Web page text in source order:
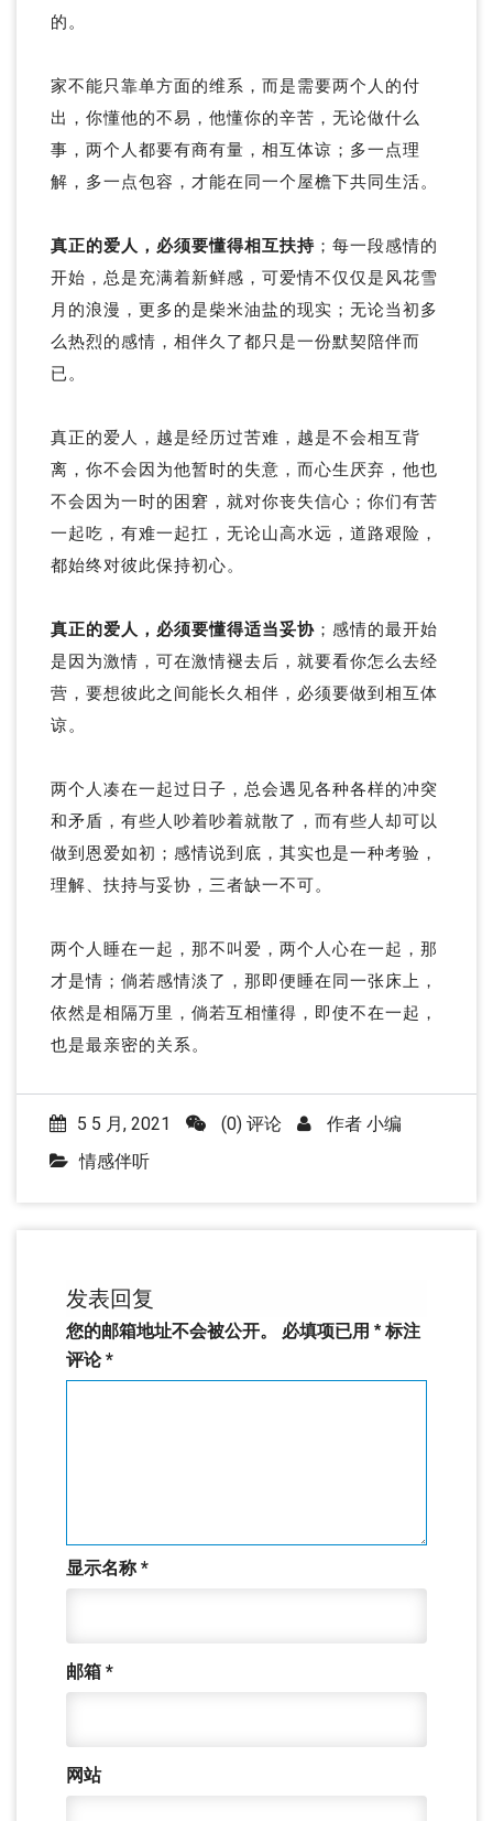
的。
家不能只靠单方面的维系，而是需要两个人的付
出，你懂他的不易，他懂你的辛苦，无论做什么
事，两个人都要有商有量，相互体谅；多一点理
解，多一点包容，才能在同一个屋檐下共同生活。
真正的爱人，必须要懂得相互扶持 ；每一段感情的
开始，总是充满着新鲜感，可爱情不仅仅是风花雪
月的浪漫，更多的是柴米油盐的现实；无论当初多
么热烈的感情，相伴久了都只是一份默契陪伴而
已。
真正的爱人，越是经历过苦难，越是不会相互背
离，你不会因为他暂时的失意，而心生厌弃，他也
不会因为一时的困窘，就对你丧失信心；你们有苦
一起吃，有难一起扛，无论山高水远，道路艰险，
都始终对彼此保持初心。
真正的爱人，必须要懂得适当妥协 ；感情的最开始
是因为激情，可在激情褪去后，就要看你怎么去经
营，要想彼此之间能长久相伴，必须要做到相互体
谅。
两个人凑在一起过日子，总会遇见各种各样的冲突
和矛盾，有些人吵着吵着就散了，而有些人却可以
做到恩爱如初；感情说到底，其实也是一种考验，
理解、扶持与妥协，三者缺一不可。
两个人睡在一起，那不叫爱，两个人心在一起，那
才是情；倘若感情淡了，那即便睡在同一张床上，
依然是相隔万里，倘若互相懂得，即使不在一起，
也是最亲密的关系。
5 5 月, 2021 (0) 评论 作者 小编
情感伴听
发表回复
您的邮箱地址不会被公开。 必填项已用 * 标注
评论*
显示名称*
邮箱 *
网站